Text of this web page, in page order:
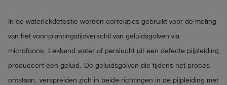
In de waterlekdetectie worden correlaties gebruikt voor de meting
van het voortplantingstijdverschil van geluidsgolven via
microfoons. Lekkend water of perslucht uit een defecte pijpleiding
produceert een geluid. De geluidsgolven die tijdens het proces
ontstaan, verspreiden zich in beide richtingen in de pijpleiding met